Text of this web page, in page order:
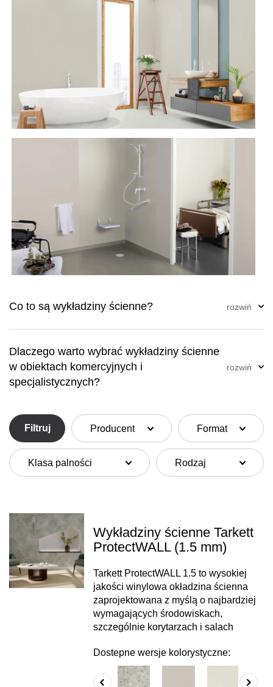
Co to są wykładziny ścienne?
Dlaczego warto wybrać wykładziny ścienne
w obiektach komercyjnych i
specjalistycznych?
Filtruj Producent Format
Klasa palności Rodzaj
Wykładziny ścienne Tarkett
ProtectWALL (1.5 mm)
Tarkett ProtectWALL 1.5 to wysokiej
jakości winylowa okładzina ścienna
zaprojektowana z myślą o najbardziej
wymagających środowiskach,
szczególnie korytarzach i salach
Dostepne wersje kolorystyczne: